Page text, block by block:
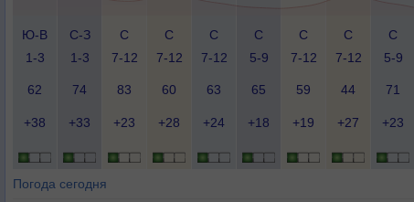
Ю-В
1-3
С-З
1-3
С
7-12
С
7-12
С
7-12
С
5-9
С
7-12
С
7-12
С
5-9
62 74 83 60 63 65 59 44 71
+38 +33 +23 +28 +24 +18 +19 +27 +23
Погода сегодня